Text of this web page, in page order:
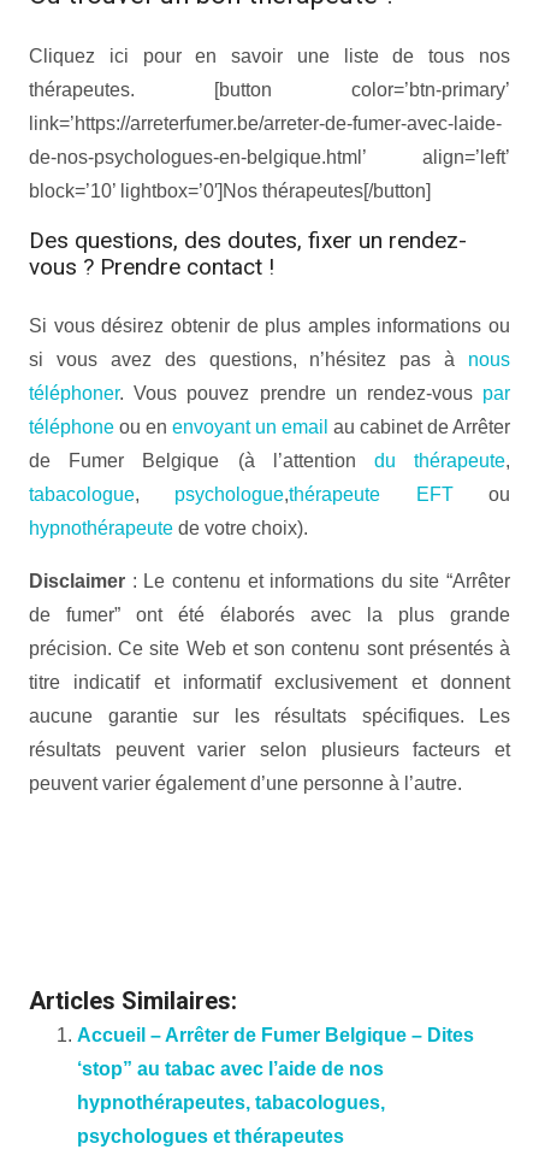
Cliquez ici pour en savoir une liste de tous nos
thérapeutes. [button color=’btn-primary’
link=’https://arreterfumer.be/arreter-de-fumer-avec-laide-
de-nos-psychologues-en-belgique.html’ align=’left’
block=’10’ lightbox=’0′]Nos thérapeutes[/button]
Des questions, des doutes, fixer un rendez-
vous ? Prendre contact !
Si vous désirez obtenir de plus amples informations ou
si vous avez des questions, n’hésitez pas à nous
téléphoner. Vous pouvez prendre un rendez-vous par
téléphone ou en envoyant un email au cabinet de Arrêter
de Fumer Belgique (à l’attention du thérapeute,
tabacologue, psychologue,thérapeute EFTou
hypnothérapeute de votre choix).
Disclaimer : Le contenu et informations du site “Arrêter
de fumer” ont été élaborés avec la plus grande
précision. Ce site Web et son contenu sont présentés à
titre indicatif et informatif exclusivement et donnent
aucune garantie sur les résultats spécifiques. Les
résultats peuvent varier selon plusieurs facteurs et
peuvent varier également d’une personne à l’autre.
Articles Similaires:
Accueil – Arrêter de Fumer Belgique – Dites
‘stop” au tabac avec l’aide de nos
hypnothérapeutes, tabacologues,
psychologues et thérapeutes